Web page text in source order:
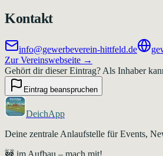
Kontakt
info@gewerbeverein-hittfeld.de
Zur Vereinswebseite →
Gehört dir dieser Eintrag? Als Inhaber
Eintrag beanspruchen
DeichApp
Deine zentrale Anlaufstelle für Events,
🚧 im Aufbau – mach mit!